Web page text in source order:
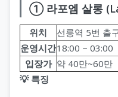
① 라포엠 살롱
위치
선릉역 5번 출
운영시간18:00 ~ 03:00
입장가 약 40만~60만
💡 특징